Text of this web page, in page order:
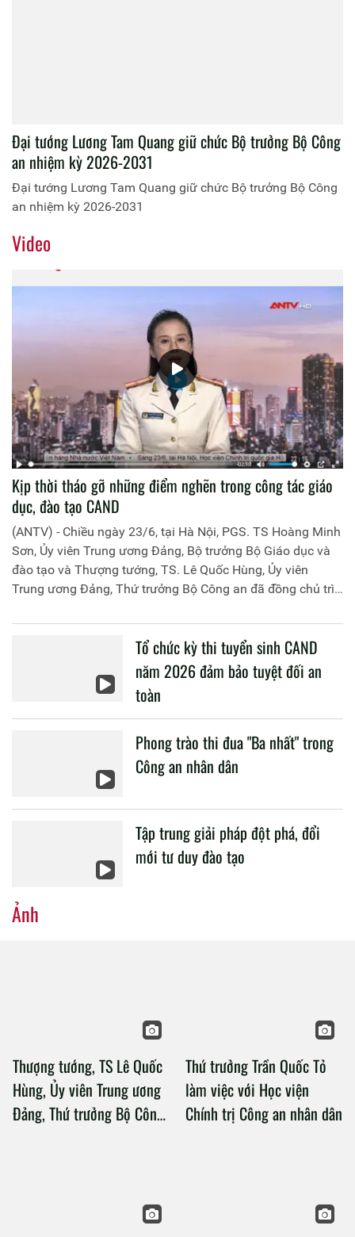
Đại tướng Lương Tam Quang giữ chức Bộ trưởng Bộ Công
an nhiệm kỳ 2026-2031
Đại tướng Lương Tam Quang giữ chức Bộ trưởng Bộ Công
an nhiệm kỳ 2026-2031
Video
Kịp thời tháo gỡ những điểm nghẽn trong công tác giáo
dục, đào tạo CAND
(ANTV) - Chiều ngày 23/6, tại Hà Nội, PGS. TS Hoàng Minh
Sơn, Ủy viên Trung ương Đảng, Bộ trưởng Bộ Giáo dục và
đào tạo và Thượng tướng, TS. Lê Quốc Hùng, Ủy viên
Trung ương Đảng, Thứ trưởng Bộ Công an đã đồng chủ trì
liên quan đến công tác giáo dục và đào tạo của lực lượng
Tổ chức kỳ thi tuyển sinh CAND
năm 2026 đảm bảo tuyệt đối an
toàn
Phong trào thi đua "Ba nhất" trong
Công an nhân dân
Tập trung giải pháp đột phá, đổi
mới tư duy đào tạo
Ảnh
Thượng tướng, TS Lê Quốc
Hùng, Ủy viên Trung ương
Đảng, Thứ trưởng Bộ Công
Thứ trưởng Trần Quốc Tỏ
làm việc với Học viện
Chính trị Công an nhân dân